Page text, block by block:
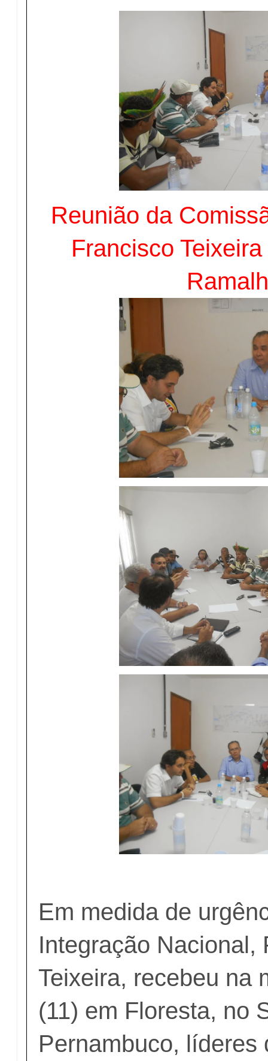
Reunião da
Francisco
Em medida de
Integração Nacional,
Teixeira, recebeu na
(11) em Floresta, no
Pernambuco, líderes